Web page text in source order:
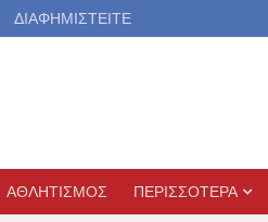
ΔΙΑΦΗΜΙΣΤΕΙΤΕ
ΑΘΛΗΤΙΣΜΟΣ ΠΕΡΙΣΣΟΤΕΡΑ